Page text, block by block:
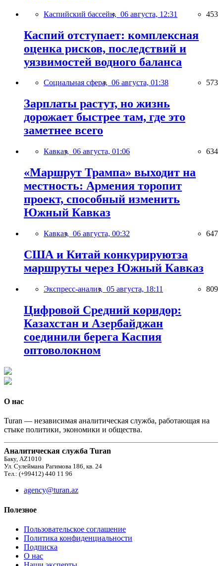
Каспийский бассейн, 06 августа, 12:31 453
Каспий отступает: комплексная
оценка рисков, последствий и
уязвимостей водного баланса
Социальная сфера, 06 августа, 01:38 573
Зарплаты растут, но жизнь
дорожает быстрее там, где это
заметнее всего
Кавказ, 06 августа, 01:06 634
«Маршрут Трампа» выходит на
местность: Армения торопит
проект, способный изменить
Южный Кавказ
Кавказ, 06 августа, 00:32 647
США и Китай конкурируютза
маршруты через Южный Кавказ
Экспресс-анализ, 05 августа, 18:11 809
Цифровой Средний коридор:
Казахстан и Азербайджан
соединили берега Каспия
оптоволокном
О нас
Turan — независимая аналитическая служба, работающая на
стыке политики, экономики и общества.
Аналитическая служба Turan
Баку, AZ1010
Ул. Сулеймана Рагимова 186, кв. 24
Тел.: (+99412) 440 11 96
agency@turan.az
Полезное
Пользовательское соглашение
Политика конфиденциальности
Подписка
О нас